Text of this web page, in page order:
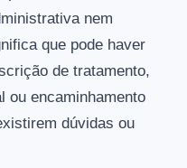
nem
que pode haver
de tratamento,
ou encaminhamento
dúvidas ou